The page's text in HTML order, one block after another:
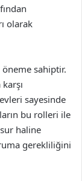
olarak
sahiptir.
sayesinde
bu rolleri ile
haline
gerekliliğini